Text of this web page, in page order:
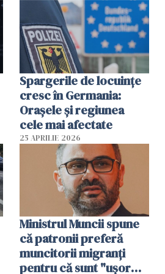
Spargerile de locuințe
cresc în Germania:
Orașele și regiunea
cele mai afectate
25 APRILIE 2026
Ministrul Muncii spune
că patronii preferă
muncitorii migranți
pentru că sunt "uşor